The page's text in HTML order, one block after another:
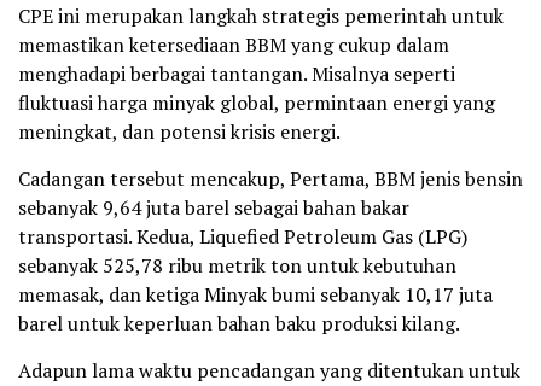
CPE ini merupakan langkah strategis pemerintah untuk
memastikan ketersediaan BBM yang cukup dalam
menghadapi berbagai tantangan. Misalnya seperti
fluktuasi harga minyak global, permintaan energi yang
meningkat, dan potensi krisis energi.
Cadangan tersebut mencakup, Pertama, BBM jenis bensin
sebanyak 9,64 juta barel sebagai bahan bakar
transportasi. Kedua, Liquefied Petroleum Gas (LPG)
sebanyak 525,78 ribu metrik ton untuk kebutuhan
memasak, dan ketiga Minyak bumi sebanyak 10,17 juta
barel untuk keperluan bahan baku produksi kilang.
Adapun lama waktu pencadangan yang ditentukan untuk